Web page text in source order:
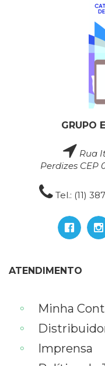
GRUPO
Rua
Perdizes CEP
Tel.: (11)
ATENDIMENTO
Minha
Imprensa